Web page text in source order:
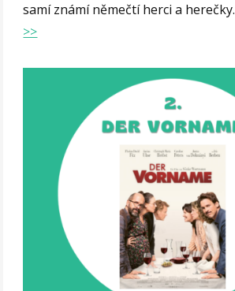
samí známí němečtí herci a herečky.
>>